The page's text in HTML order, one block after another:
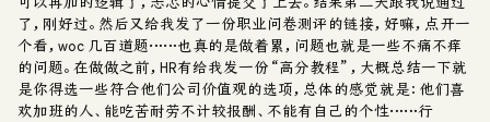
了，刚好过。然后又给我发了一份职业问卷测评的链接，好嘛，点开一
个看，woc 几百道题……也真的是做着累，问题也就是一些不痛不痒
的问题。在做做之前，HR有给我发一份“高分教程”，大概总结一下就
是你得选一些符合他们公司价值观的选项，总体的感觉就是：他们喜
欢加班的人、能吃苦耐劳不计较报酬、不能有自己的个性……行